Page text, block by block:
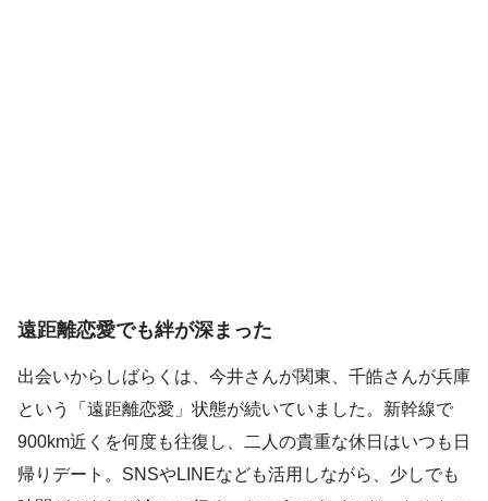
遠距離恋愛でも絆が深まった
出会いからしばらくは、今井さんが関東、千皓さんが兵庫
という「遠距離恋愛」状態が続いていました。新幹線で
900km近くを何度も往復し、二人の貴重な休日はいつも日
帰りデート。SNSやLINEなども活用しながら、少しでも